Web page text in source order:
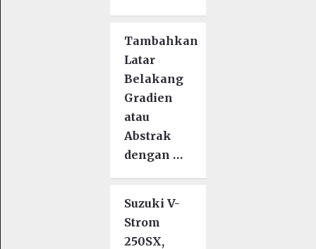
Tambahkan
Latar
Belakang
Gradien
atau
Abstrak
dengan …
Suzuki V-
Strom
250SX,